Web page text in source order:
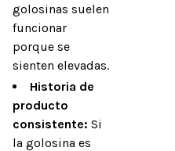
golosinas suelen
funcionar
porque se
sienten elevadas.
Historia de
producto
consistente: Si
la golosina es